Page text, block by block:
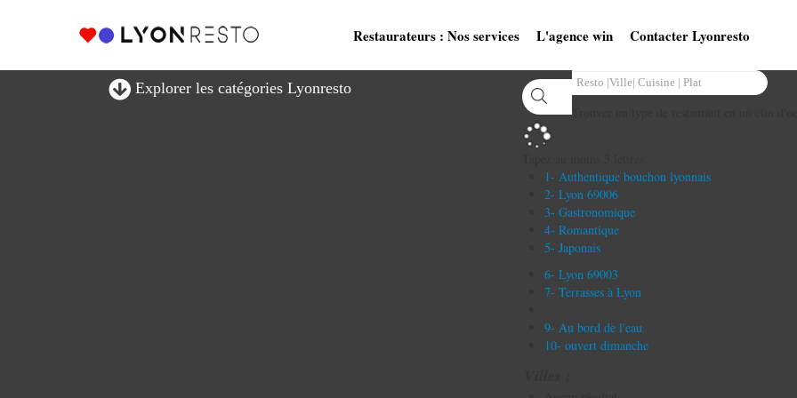
Restaurateurs : Nos services L'agence win Contacter Lyonresto
Explorer les catégories Lyonresto
1- Authentique bouchon lyonnais
2- Lyon 69006
3- Gastronomique
4- Romantique
5- Japonais
6- Lyon 69003
7- Terrasses à Lyon
9- Au bord de l'eau
10- ouvert dimanche